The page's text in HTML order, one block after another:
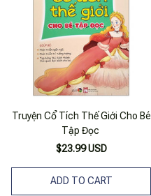
Truyện Cổ Tích Thế Giới Cho Bé
Tập Đọc
$23.99 USD
ADD TO CART